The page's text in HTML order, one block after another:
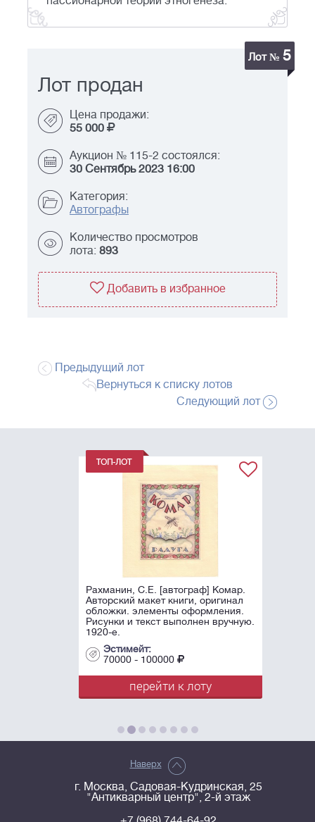
Лот № 5
Лот продан
Цена продажи:
55 000
Аукцион № 115-2 состоялся:
30 Сентябрь 2023 16:00
Категория:
Автографы
Количество просмотров
лота: 893
Добавить в избранное
Предыдущий лот
Вернуться к списку лотов
Следующий лот
Рахманин, С.Е. [автограф] Комар.
Авторский макет книги, оригинал
обложки. элементы оформления.
Рисунки и текст выполнен вручную.
1920-е.
Эстимейт:
70000 - 100000
перейти к лоту
Наверх
г. Москва, Садовая-Кудринская, 25
"Антикварный центр", 2-й этаж